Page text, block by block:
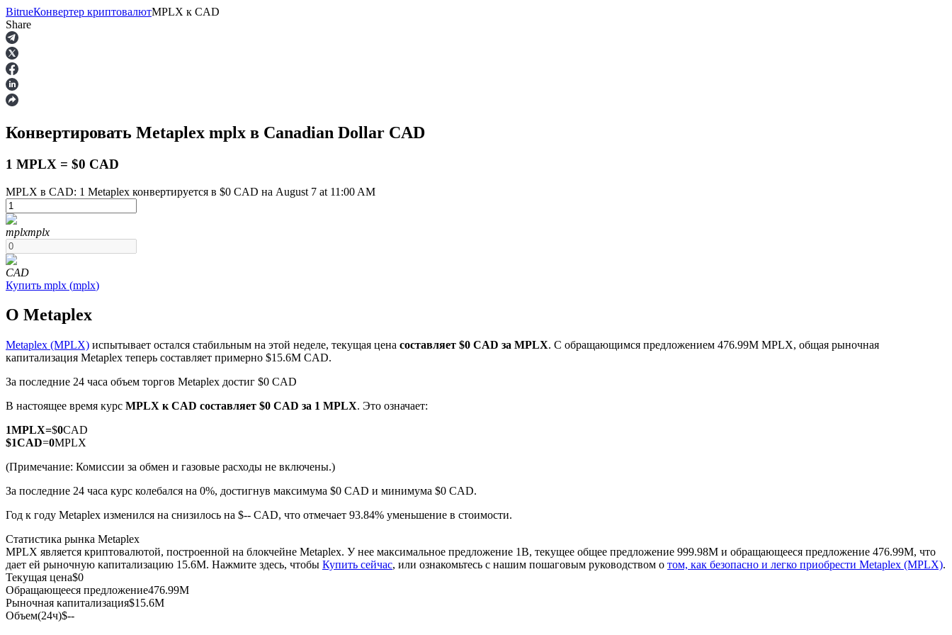
Фьючерсы
USDT-фьючерсы
Фьючерсы с использованием USDT в качестве обеспечения
Фьючерсы на COIN-M
Криптовалютные фьючерсы
BitrueКонвертер криптовалютMPLX к CAD
Share
Конвертировать Metaplex mplx в Canadian Dollar CAD
1 MPLX = $0 CAD
MPLX в CAD: 1 Metaplex конвертируется в $0 CAD на August 7 at 11:00 AM
mplxmplx
CAD
Купить mplx (mplx)
О Metaplex
Metaplex (MPLX) испытывает остался стабильным на этой неделе, текущая цена составляет $0 CAD за MPLX. С обращающимся предложением 476.99M MPLX, общая рыночная
капитализация Metaplex теперь составляет примерно $15.6M CAD.
За последние 24 часа объем торгов Metaplex достиг $0 CAD
В настоящее время курс MPLX к CAD составляет $0 CAD за 1 MPLX. Это означает:
1MPLX=$0CAD
$1CAD=0MPLX
(Примечание: Комиссии за обмен и газовые расходы не включены.)
За последние 24 часа курс колебался на 0%, достигнув максимума $0 CAD и минимума $0 CAD.
Год к году Metaplex изменился на снизилось на $-- CAD, что отмечает 93.84% уменьшение в стоимости.
Статистика рынка Metaplex
MPLX является криптовалютой, построенной на блокчейне Metaplex. У нее максимальное предложение 1B, текущее общее предложение 999.98M и обращающееся предложение 476.99M, что
дает ей рыночную капитализацию 15.6M. Нажмите здесь, чтобы Купить сейчас, или ознакомьтесь с нашим пошаговым руководством о том, как безопасно и легко приобрести Metaplex (MPLX).
Текущая цена$0
Обращающееся предложение476.99M
Рыночная капитализация$15.6M
Объем(24ч)$--